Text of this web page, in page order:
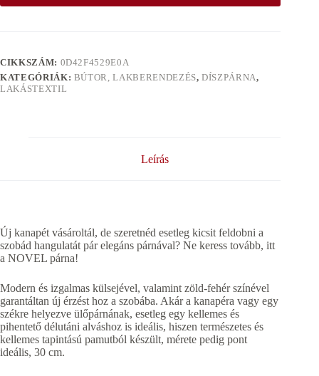
CIKKSZÁM: 0D42F4529E0A
KATEGÓRIÁK: BÚTOR, LAKBERENDEZÉS,DÍSZPÁRNA,
LAKÁSTEXTIL
Leírás
Új kanapét vásároltál, de szeretnéd esetleg kicsit feldobni a
szobád hangulatát pár elegáns párnával? Ne keress tovább, itt
a NOVEL párna!
Modern és izgalmas külsejével, valamint zöld-fehér színével
garantáltan új érzést hoz a szobába. Akár a kanapéra vagy egy
székre helyezve ülőpárnának, esetleg egy kellemes és
pihentető délutáni alváshoz is ideális, hiszen természetes és
kellemes tapintású pamutból készült, mérete pedig pont
ideális, 30 cm.